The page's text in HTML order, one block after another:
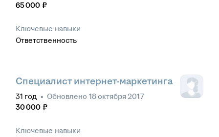
65 000 ₽
Ключевые навыки
Ответственность
Специалист интернет-маркетинга
31 год • Обновлено 18 октября 2017
30 000 ₽
Ключевые навыки